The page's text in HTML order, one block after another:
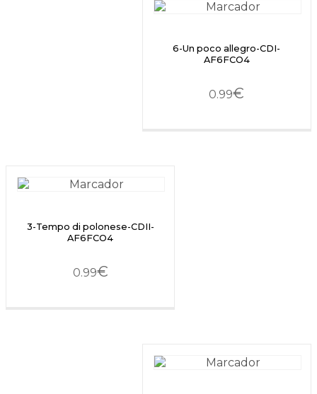
6-Un poco allegro-CDI-
AF6FCO4
0.99€
3-Tempo di polonese-CDII-
AF6FCO4
0.99€